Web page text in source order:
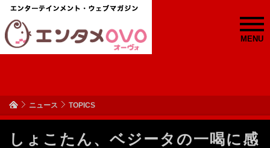
MENU
ニュース TOPICS
しょこたん、ベジータの一喝に感